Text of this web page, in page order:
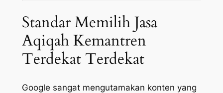
Standar Memilih Jasa
Aqiqah Kemantren
Terdekat Terdekat
Google sangat mengutamakan konten yang